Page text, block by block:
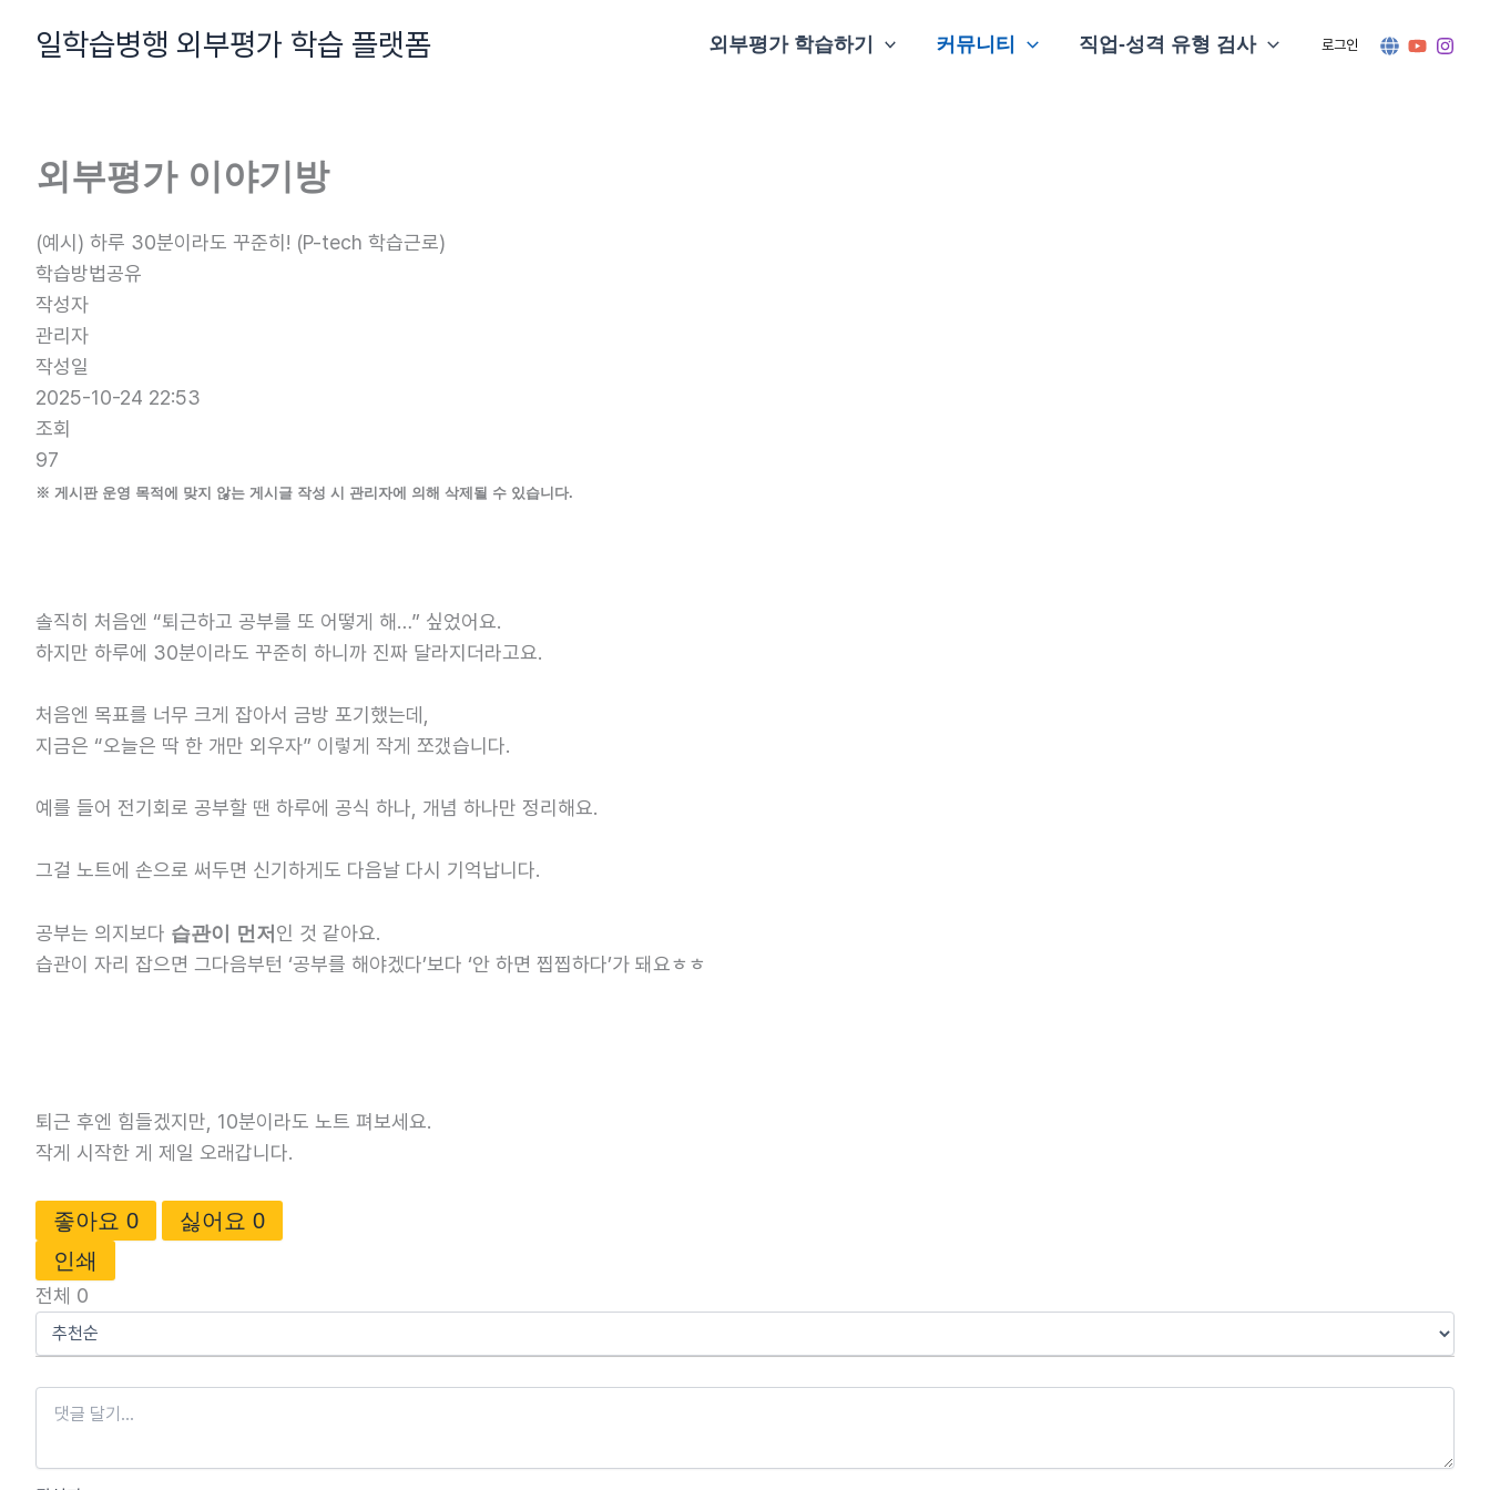
일학습병행 외부평가 학습 플랫폼 외부평가 학습하기 커뮤니티 직업-성격 유형 검사 로그인
외부평가 이야기방
(예시) 하루 30분이라도 꾸준히! (P-tech 학습근로)
학습방법공유
작성자
관리자
작성일
2025-10-24 22:53
조회
97
※ 게시판 운영 목적에 맞지 않는 게시글 작성 시 관리자에 의해 삭제될 수 있습니다.
솔직히 처음엔 “퇴근하고 공부를 또 어떻게 해…” 싶었어요.
하지만 하루에 30분이라도 꾸준히 하니까 진짜 달라지더라고요.
처음엔 목표를 너무 크게 잡아서 금방 포기했는데,
지금은 “오늘은 딱 한 개만 외우자” 이렇게 작게 쪼갰습니다.
예를 들어 전기회로 공부할 땐 하루에 공식 하나, 개념 하나만 정리해요.
그걸 노트에 손으로 써두면 신기하게도 다음날 다시 기억납니다.
공부는 의지보다 습관이 먼저 인 것 같아요.
습관이 자리 잡으면 그다음부턴 ‘공부를 해야겠다’보다 ‘안 하면 찝찝하다’가 돼요ㅎㅎ
퇴근 후엔 힘들겠지만, 10분이라도 노트 펴보세요.
작게 시작한 게 제일 오래갑니다.
좋아요 0 싫어요 0
인쇄
전체 0